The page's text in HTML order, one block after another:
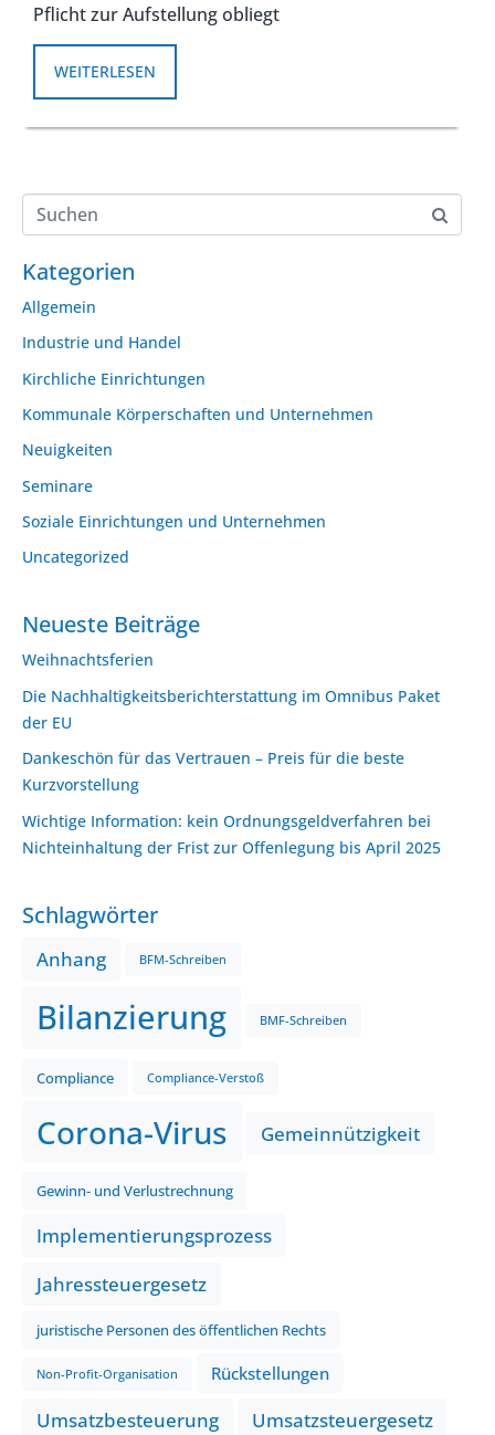
Pflicht zur Aufstellung obliegt
WEITERLESEN
Kategorien
Allgemein
Industrie und Handel
Kirchliche Einrichtungen
Kommunale Körperschaften und Unternehmen
Neuigkeiten
Seminare
Soziale Einrichtungen und Unternehmen
Uncategorized
Neueste Beiträge
Weihnachtsferien
Die Nachhaltigkeitsberichterstattung im Omnibus Paket
der EU
Dankeschön für das Vertrauen – Preis für die beste
Kurzvorstellung
Wichtige Information: kein Ordnungsgeldverfahren bei
Nichteinhaltung der Frist zur Offenlegung bis April 2025
Schlagwörter
Anhang BFM-Schreiben
Bilanzierung BMF-Schreiben
Compliance Compliance-Verstoß
Corona-Virus Gemeinnützigkeit
Gewinn- und Verlustrechnung
Implementierungsprozess
Jahressteuergesetz
juristische Personen des öffentlichen Rechts
Non-Profit-Organisation Rückstellungen
Umsatzbesteuerung Umsatzsteuergesetz